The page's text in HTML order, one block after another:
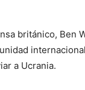
británico, Ben
a Ucrania.